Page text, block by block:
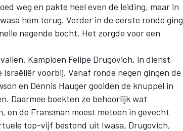
weg en pakte heel even de leiding, maar in
hem terug. Verder in de eerste ronde ging
negende bocht. Het zorgde voor een
Kampioen Felipe Drugovich, in dienst
voorbij. Vanaf ronde negen gingen de
en Dennis Haugergooiden de knuppel in
Daarmee boekten ze behoorlijk wat
en de Fransman moest meteen in gevecht
top-vijf bestond uit Iwasa, Drugovich,